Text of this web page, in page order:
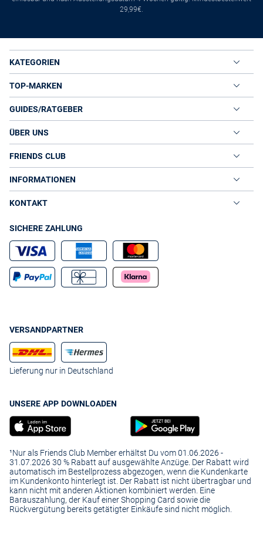
29,99€.
KATEGORIEN
TOP-MARKEN
GUIDES/RATGEBER
ÜBER UNS
FRIENDS CLUB
INFORMATIONEN
KONTAKT
SICHERE ZAHLUNG
VERSANDPARTNER
Lieferung nur in Deutschland
UNSERE APP DOWNLOADEN
¹Nur als Friends Club Member erhältst Du vom 01.06.2026 -
31.07.2026 30 % Rabatt auf ausgewählte Anzüge. Der Rabatt wird
automatisch im Bestellprozess abgezogen, wenn die Kundenkarte
im Kundenkonto hinterlegt ist. Der Rabatt ist nicht übertragbar und
kann nicht mit anderen Aktionen kombiniert werden. Eine
Barauszahlung, der Kauf einer Shopping Card sowie die
Rückvergütung bereits getätigter Einkäufe sind nicht möglich.